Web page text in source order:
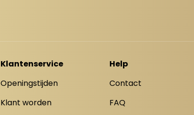
Klantenservice
Openingstijden
Klant worden
Help
Contact
FAQ